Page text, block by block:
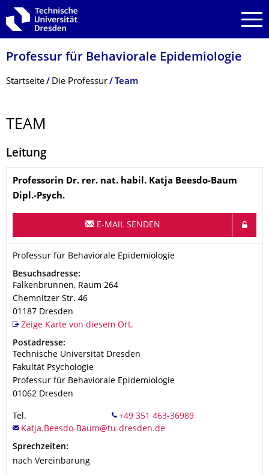
Zur Hauptnavigation springen
Zur Suche springen
Zum Inhalt springen
Professur für Behaviorale Epidemiologie
Breadcrumb-Menü
Startseite Die Professur Team
TEAM
Leitung
Name
Professorin Dr. rer. nat. habil. Katja Beesdo-Baum
Dipl.-Psych.
E-MAIL SENDEN
Organisationsname
Professur für Behaviorale Epidemiologie
Professur für Behaviorale Epidemiologie
Adresse
Besuchsadresse:
Falkenbrunnen, Raum 264
Chemnitzer Str. 46
01187 Dresden
Zeige Karte von diesem Ort.
Adresse
Postadresse:
Technische Universität Dresden
Fakultät Psychologie
Professur für Behaviorale Epidemiologie
01062 Dresden
Tel.
Sprechzeiten:
nach Vereinbarung